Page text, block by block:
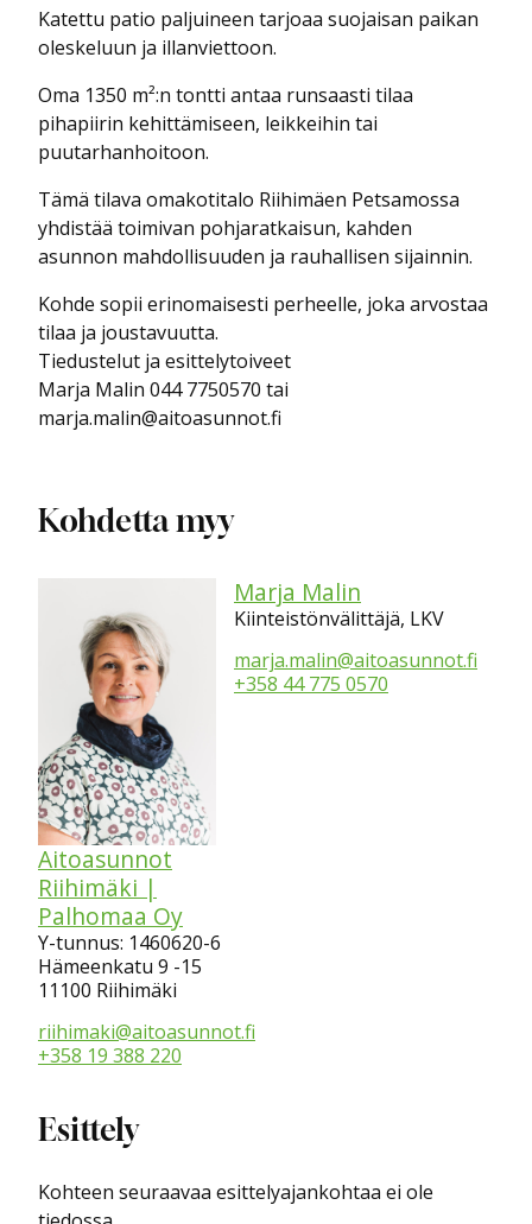
Katettu patio paljuineen tarjoaa suojaisan paikan
oleskeluun ja illanviettoon.
Oma 1350 m²:n tontti antaa runsaasti tilaa
pihapiirin kehittämiseen, leikkeihin tai
puutarhanhoitoon.
Tämä tilava omakotitalo Riihimäen Petsamossa
yhdistää toimivan pohjaratkaisun, kahden
asunnon mahdollisuuden ja rauhallisen sijainnin.
Kohde sopii erinomaisesti perheelle, joka arvostaa
tilaa ja joustavuutta.
Tiedustelut ja esittelytoiveet
Marja Malin 044 7750570 tai
marja.malin@aitoasunnot.fi
Kohdetta myy
Marja Malin
Kiinteistönvälittäjä, LKV
marja.malin@aitoasunnot.fi
+358 44 775 0570
Aitoasunnot
Riihimäki |
Palhomaa Oy
Y-tunnus: 1460620-6
Hämeenkatu 9 -15
11100 Riihimäki
riihimaki@aitoasunnot.fi
+358 19 388 220
Esittely
Kohteen seuraavaa esittelyajankohtaa ei ole